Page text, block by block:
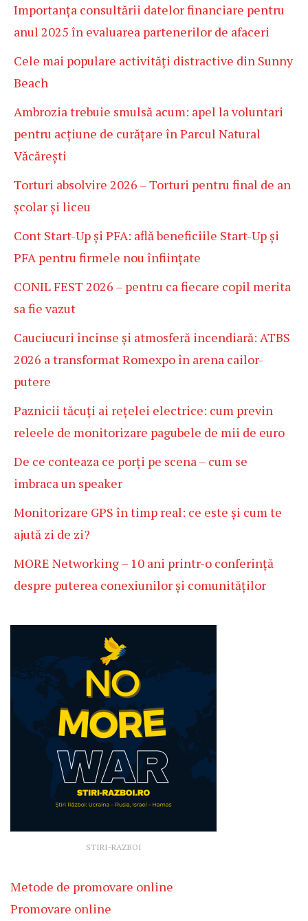
Importanța consultării datelor financiare pentru
anul 2025 în evaluarea partenerilor de afaceri
Cele mai populare activități distractive din Sunny
Beach
Ambrozia trebuie smulsă acum: apel la voluntari
pentru acțiune de curățare în Parcul Natural
Văcărești
Torturi absolvire 2026 – Torturi pentru final de an
școlar și liceu
Cont Start-Up și PFA: află beneficiile Start-Up și
PFA pentru firmele nou înființate
CONIL FEST 2026 – pentru ca fiecare copil merita
sa fie vazut
Cauciucuri încinse și atmosferă incendiară: ATBS
2026 a transformat Romexpo în arena cailor-
putere
Paznicii tăcuți ai rețelei electrice: cum previn
releele de monitorizare pagubele de mii de euro
De ce conteaza ce porți pe scena – cum se
imbraca un speaker
Monitorizare GPS în timp real: ce este și cum te
ajută zi de zi?
MORE Networking – 10 ani printr-o conferință
despre puterea conexiunilor și comunităților
STIRI-RAZBOI
Metode de promovare online
Promovare online